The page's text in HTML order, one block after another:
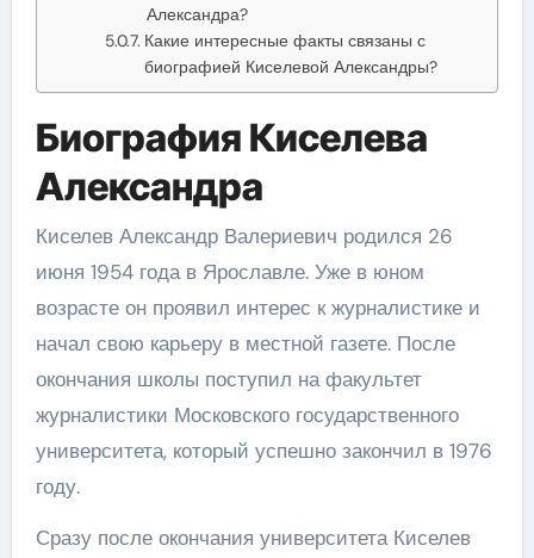
Александра?
Какие интересные факты связаны с
биографией Киселевой Александры?
Биография Киселева
Александра
Киселев Александр Валериевич родился 26
июня 1954 года в Ярославле. Уже в юном
возрасте он проявил интерес к журналистике и
начал свою карьеру в местной газете. После
окончания школы поступил на факультет
журналистики Московского государственного
университета, который успешно закончил в 1976
году.
Сразу после окончания университета Киселев